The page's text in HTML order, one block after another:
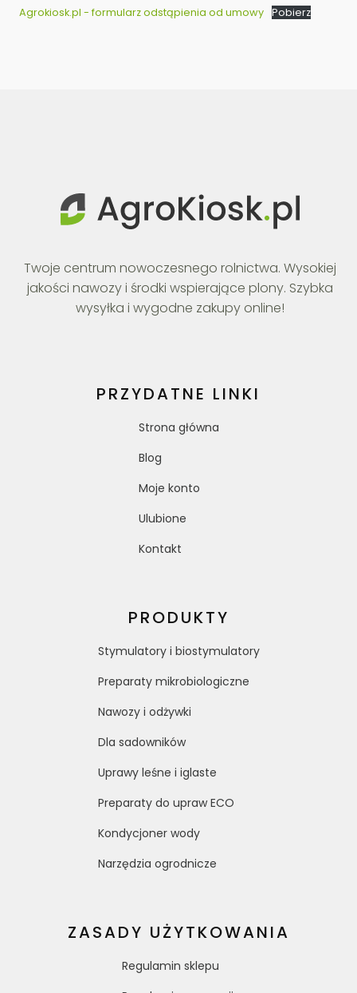
Agrokiosk.pl - formularz odstąpienia od umowy Pobierz
Twoje centrum nowoczesnego rolnictwa. Wysokiej
jakości nawozy i środki wspierające plony. Szybka
wysyłka i wygodne zakupy online!
PRZYDATNE LINKI
Strona główna
Blog
Moje konto
Ulubione
Kontakt
PRODUKTY
Stymulatory i biostymulatory
Preparaty mikrobiologiczne
Nawozy i odżywki
Dla sadowników
Uprawy leśne i iglaste
Preparaty do upraw ECO
Kondycjoner wody
Narzędzia ogrodnicze
ZASADY UŻYTKOWANIA
Regulamin sklepu